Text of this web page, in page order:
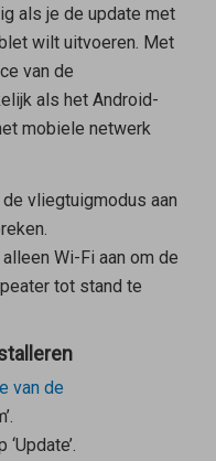
als je de update met
wilt uitvoeren. Met
van de
als het Android-
mobiele netwerk
vliegtuigmodus aan
Wi-Fi aan om de
tot stand te
van de